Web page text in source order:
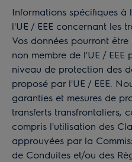
Informations spécifiques
l'UE / EEE concernant les
Vos données pourront
non membre de l'UE /
niveau de protection des
proposé par l'UE / EEE.
garanties et mesures de
transferts transfrontaliers,
compris l'utilisation des
approuvées par la
de Conduites et/ou des